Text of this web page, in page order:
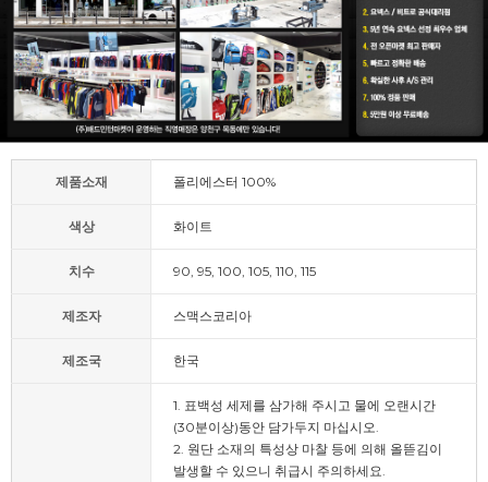
제품소재 폴리에스터 100%
색상 화이트
치수 90, 95, 100, 105, 110, 115
제조자 스맥스코리아
제조국 한국
1. 표백성 세제를 삼가해 주시고 물에 오랜시간
(30분이상)동안 담가두지 마십시오.
2. 원단 소재의 특성상 마찰 등에 의해 올뜯김이
발생할 수 있으니 취급시 주의하세요.